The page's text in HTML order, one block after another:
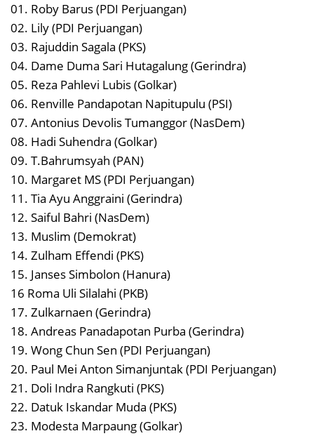
01. Roby Barus (PDI Perjuangan)
02. Lily (PDI Perjuangan)
03. Rajuddin Sagala (PKS)
04. Dame Duma Sari Hutagalung (Gerindra)
05. Reza Pahlevi Lubis (Golkar)
06. Renville Pandapotan Napitupulu (PSI)
07. Antonius Devolis Tumanggor (NasDem)
08. Hadi Suhendra (Golkar)
09. T.Bahrumsyah (PAN)
10. Margaret MS (PDI Perjuangan)
11. Tia Ayu Anggraini (Gerindra)
12. Saiful Bahri (NasDem)
13. Muslim (Demokrat)
14. Zulham Effendi (PKS)
15. Janses Simbolon (Hanura)
16 Roma Uli Silalahi (PKB)
17. Zulkarnaen (Gerindra)
18. Andreas Panadapotan Purba (Gerindra)
19. Wong Chun Sen (PDI Perjuangan)
20. Paul Mei Anton Simanjuntak (PDI Perjuangan)
21. Doli Indra Rangkuti (PKS)
22. Datuk Iskandar Muda (PKS)
23. Modesta Marpaung (Golkar)